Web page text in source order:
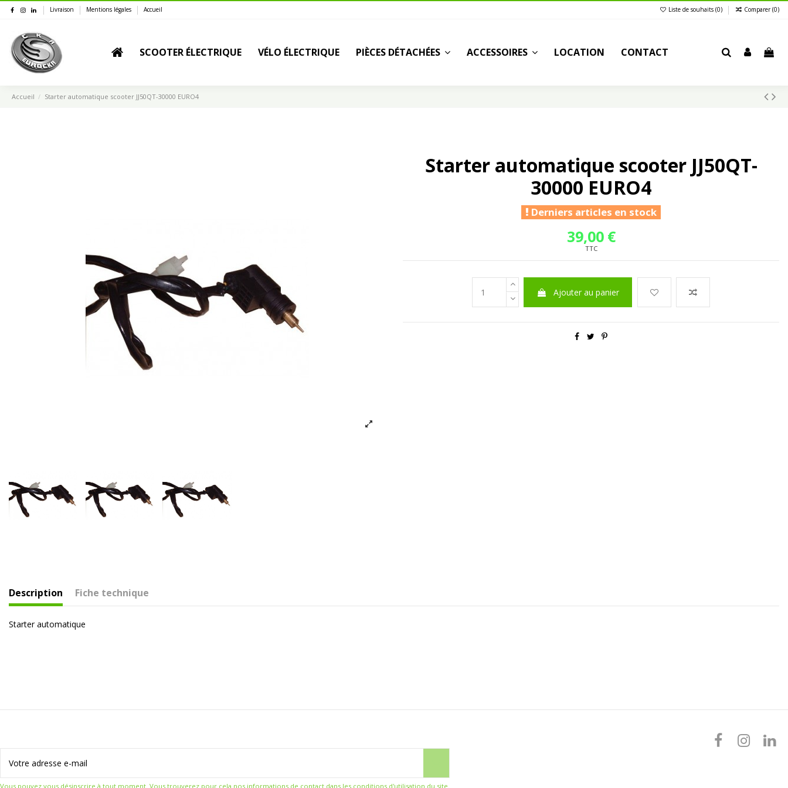
Livraison Mentions légales Accueil Liste de souhaits (0) Comparer (0)
SCOOTER ÉLECTRIQUE VÉLO ÉLECTRIQUE PIÈCES DÉTACHÉES ACCESSOIRES LOCATION CONTACT
Accueil Starter automatique scooter JJ50QT-30000 EURO4
Starter automatique scooter JJ50QT-
30000 EURO4
Derniers articles en stock
39,00 €
TTC
Ajouter au panier
Description Fiche technique
Starter automatique
Vous pouvez vous désinscrire à tout moment. Vous trouverez pour cela nos informations de contact dans les conditions d'utilisation du site.